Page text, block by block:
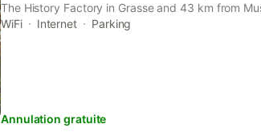
The History Factory in Grasse and 43 km from
Parfumerie.
WiFi Internet Parking
Annulation gratuite